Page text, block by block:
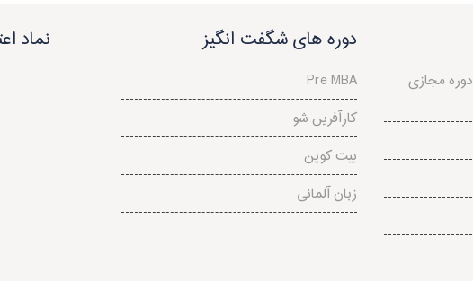
دوره مجازی MBA چیست و اعتبار مدرک
دوره های شگفت انگیز
Pre MBA
کارآفرین شو
بیت کوین
زبان آلمانی
نماد